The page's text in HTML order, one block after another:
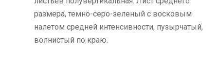
размера, темно-серо-зеленый с восковым
налетом средней интенсивности, пузырчатый,
волнистый по краю.